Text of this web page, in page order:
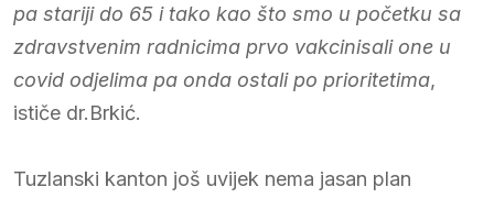
pa stariji do 65 i tako kao što smo u početku sa
zdravstvenim radnicima prvo vakcinisali one u
covid odjelima pa onda ostali po prioritetima,
ističe dr.Brkić.
Tuzlanski kanton još uvijek nema jasan plan